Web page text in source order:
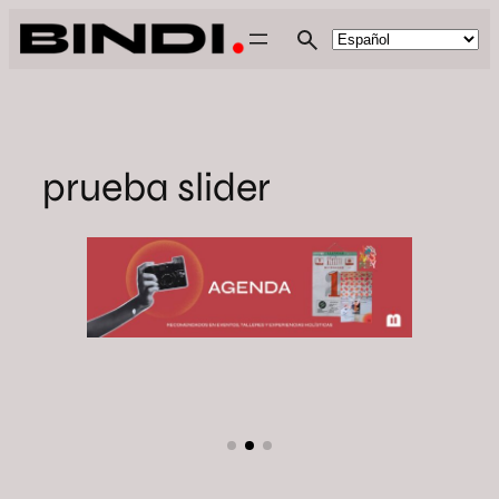
Saltar
al
prueba slider